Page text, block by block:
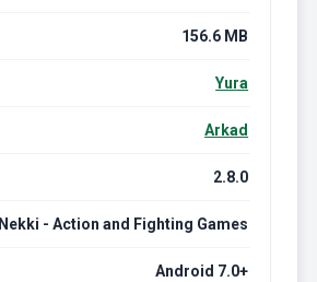
156.6 MB
Yura
Arkad
2.8.0
Nekki - Action and Fighting Games
Android 7.0+